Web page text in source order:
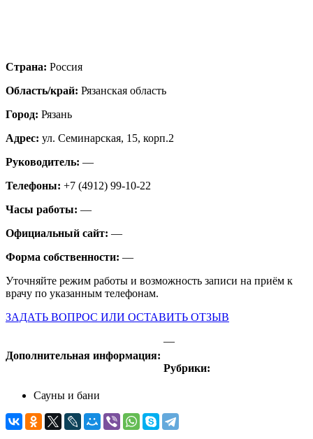
Страна: Россия
Область/край: Рязанская область
Город: Рязань
Адрес: ул. Семинарская, 15, корп.2
Руководитель: —
Телефоны: +7 (4912) 99-10-22
Часы работы: —
Официальный сайт: —
Форма собственности: —
Уточняйте режим работы и возможность записи на приём к
врачу по указанным телефонам.
ЗАДАТЬ ВОПРОС ИЛИ ОСТАВИТЬ ОТЗЫВ
Дополнительная информация:
—
Рубрики:
Сауны и бани